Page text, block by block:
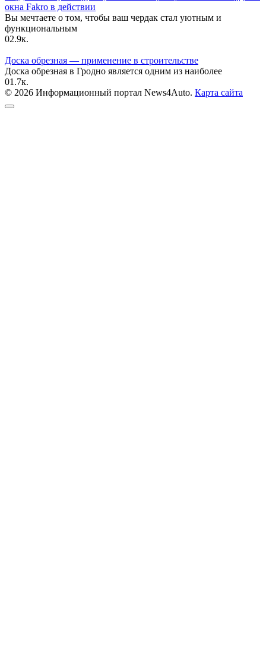
окна Fakro в действии
Вы мечтаете о том, чтобы ваш чердак стал уютным и
функциональным
02.9к.
Доска обрезная — применение в строительстве
Доска обрезная в Гродно является одним из наиболее
01.7к.
© 2026 Информационный портал News4Auto. Карта сайта